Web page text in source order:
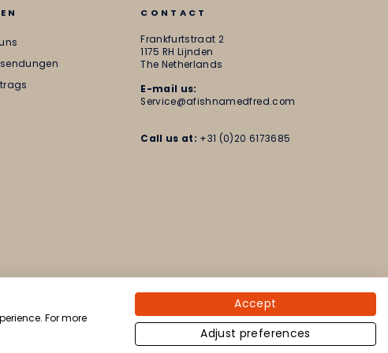
CONTACT
Frankfurtstraat 2
1175 RH Lijnden
The Netherlands
E-mail us:
Service@afishnamedfred.com
Call us at: +31 (0)20 6173685
For more
Accept
Adjust preferences